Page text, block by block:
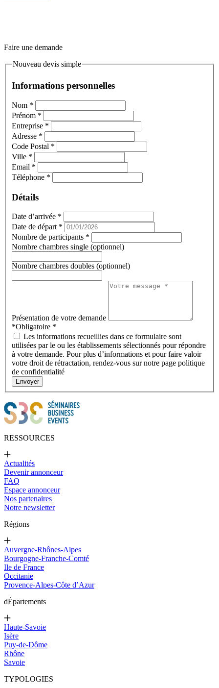
Faire une demande
Nouveau devis simple
Informations personnelles
Nom *
Prénom *
Entreprise *
Adresse *
Code Postal *
Ville *
Email *
Téléphone *
Détails
Date d’arrivée *
Date de départ *
Nombre de participants *
Nombre chambres single (optionnel)
Nombre chambres doubles (optionnel)
Présentation de votre demande
*Obligatoire *
Les informations recueillies dans ce formulaire sont
utilisées par le ou les établissements sélectionnés pour répondre
à votre demande. Pour plus d’informations et pour faire valoir
votre droit de rétractation, rendez-vous sur notre page politique
de confidentialité
Envoyer
RESSOURCES
Actualités
Devenir annonceur
FAQ
Espace annonceur
Nos partenaires
Notre newsletter
Régions
Auvergne-Rhônes-Alpes
Bourgogne-Franche-Comté
Ile de France
Occitanie
Provence-Alpes-Côte d’Azur
dÉpartements
Haute-Savoie
Isère
Puy-de-Dôme
Rhône
Savoie
TYPOLOGIES